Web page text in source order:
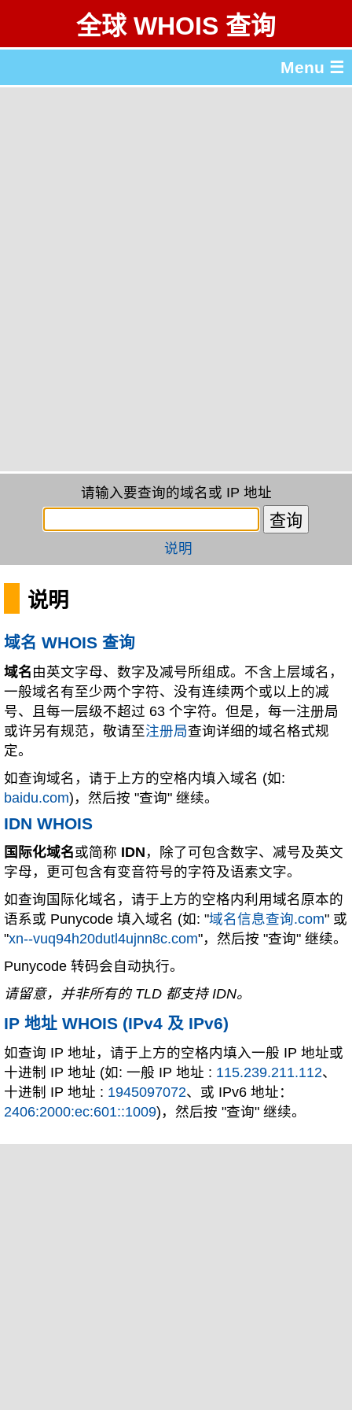
全球 WHOIS 查询
Menu ☰
请输入要查询的域名或 IP 地址
说明
说明
域名 WHOIS 查询
域名 由英文字母、数字及减号所组成。不含上层域名，
一般域名有至少两个字符、没有连续两个或以上的减
号、且每一层级不超过 63 个字符。但是，每一注册局
或许另有规范，敬请至注册局查询详细的域名格式规
定。
如查询域名，请于上方的空格内填入域名 (如:
baidu.com)，然后按 "查询" 继续。
IDN WHOIS
国际化域名或简称 IDN ，除了可包含数字、减号及英文
字母，更可包含有变音符号的字符及语素文字。
如查询国际化域名，请于上方的空格内利用域名原本的
语系或 Punycode 填入域名 (如: "域名信息查询.com" 或
"xn--vuq94h20dutl4ujnn8c.com"，然后按 "查询" 继续。
Punycode 转码会自动执行。
请留意，并非所有的 TLD 都支持 IDN。
IP 地址 WHOIS (IPv4 及 IPv6)
如查询 IP 地址，请于上方的空格内填入一般 IP 地址或
十进制 IP 地址 (如: 一般 IP 地址 : 115.239.211.112、
十进制 IP 地址 : 1945097072、或 IPv6 地址：
2406:2000:ec:601::1009)，然后按 "查询" 继续。